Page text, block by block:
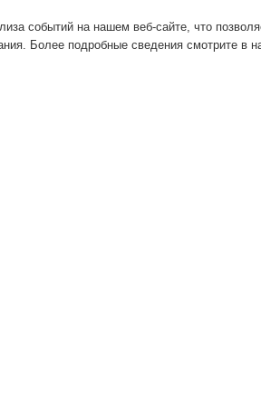
событий на нашем веб-сайте, что
Более подробные сведения смотрите в